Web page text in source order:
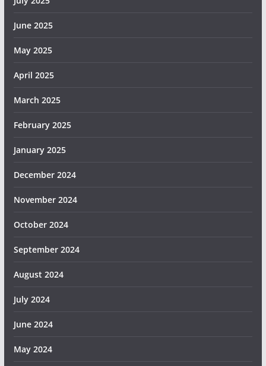
June 2025
May 2025
April 2025
March 2025
February 2025
January 2025
December 2024
November 2024
October 2024
September 2024
August 2024
July 2024
June 2024
May 2024